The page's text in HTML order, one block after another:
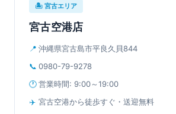
🏝 宮古エリア
宮古空港店
📍 沖縄県宮古島市平良久貝844
📞 0980-79-9278
🕐営業時間: 9:00～19:00
✈️ 宮古空港から徒歩すぐ・送迎無料